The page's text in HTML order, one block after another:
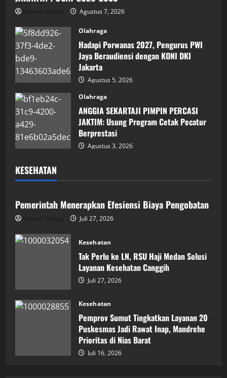
Agustus 7, 2026
Olahraga
Hadapi Porwanas 2027, Pengurus PWI
Jaya Beraudiensi dengan KONI DKI
Jakarta
Agustus 5, 2026
Olahraga
ANGGIA SEKARTAJI PIMPIN PERCASI
JAKTIM: Usung Program Cetak Pecatur
Berprestasi
Agustus 3, 2026
KESEHATAN
Kesehatan
Pemerintah Menerapkan Efesiensi Biaya Pengobatan
Juli 27, 2026
Kesehatan
Tak Perlu ke LN, RSU Haji Medan Solusi
Layanan Kesehatan Canggih
Juli 27, 2026
Kesehatan
Pemprov Sumut Tingkatkan Layanan 20
Puskesmas Jadi Rawat Inap, Mandrehe
Prioritas di Nias Barat
Juli 16, 2026